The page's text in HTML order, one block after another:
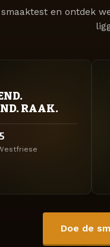
smaaktest en ontdek
RAAK.
Doe de